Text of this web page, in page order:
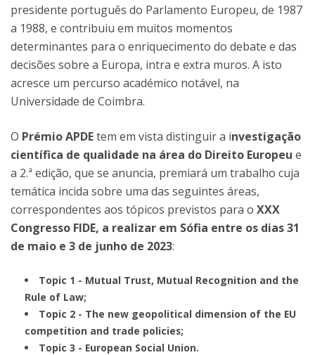
presidente português do Parlamento Europeu, de 1987
a 1988, e contribuiu em muitos momentos
determinantes para o enriquecimento do debate e das
decisões sobre a Europa, intra e extra muros. A isto
acresce um percurso académico notável, na
Universidade de Coimbra.
O Prémio APDEtem em vista distinguir a investigação
científica de qualidade na área do Direito Europeu e
a 2.ª edição, que se anuncia, premiará um trabalho cuja
temática incida sobre uma das seguintes áreas,
correspondentes aos tópicos previstos para o XXX
Congresso FIDE, a realizar em Sófia entre os dias 31
de maio e 3 de junho de 2023:
Topic 1 - Mutual Trust, Mutual Recognition and the
Rule of Law;
Topic 2 - The new geopolitical dimension of the EU
competition and trade policies;
Topic 3 - European Social Union.